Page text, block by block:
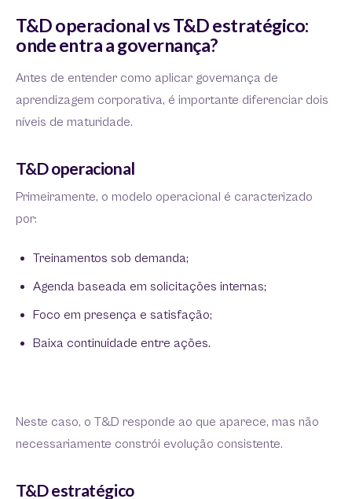
T&D operacional vs T&D estratégico:
onde entra a governança?
Antes de entender como aplicar governança de
aprendizagem corporativa, é importante diferenciar dois
níveis de maturidade.
T&D operacional
Primeiramente, o modelo operacional é caracterizado
por:
Treinamentos sob demanda;
Agenda baseada em solicitações internas;
Foco em presença e satisfação;
Baixa continuidade entre ações.
Neste caso, o T&D responde ao que aparece, mas não
necessariamente constrói evolução consistente.
T&D estratégico